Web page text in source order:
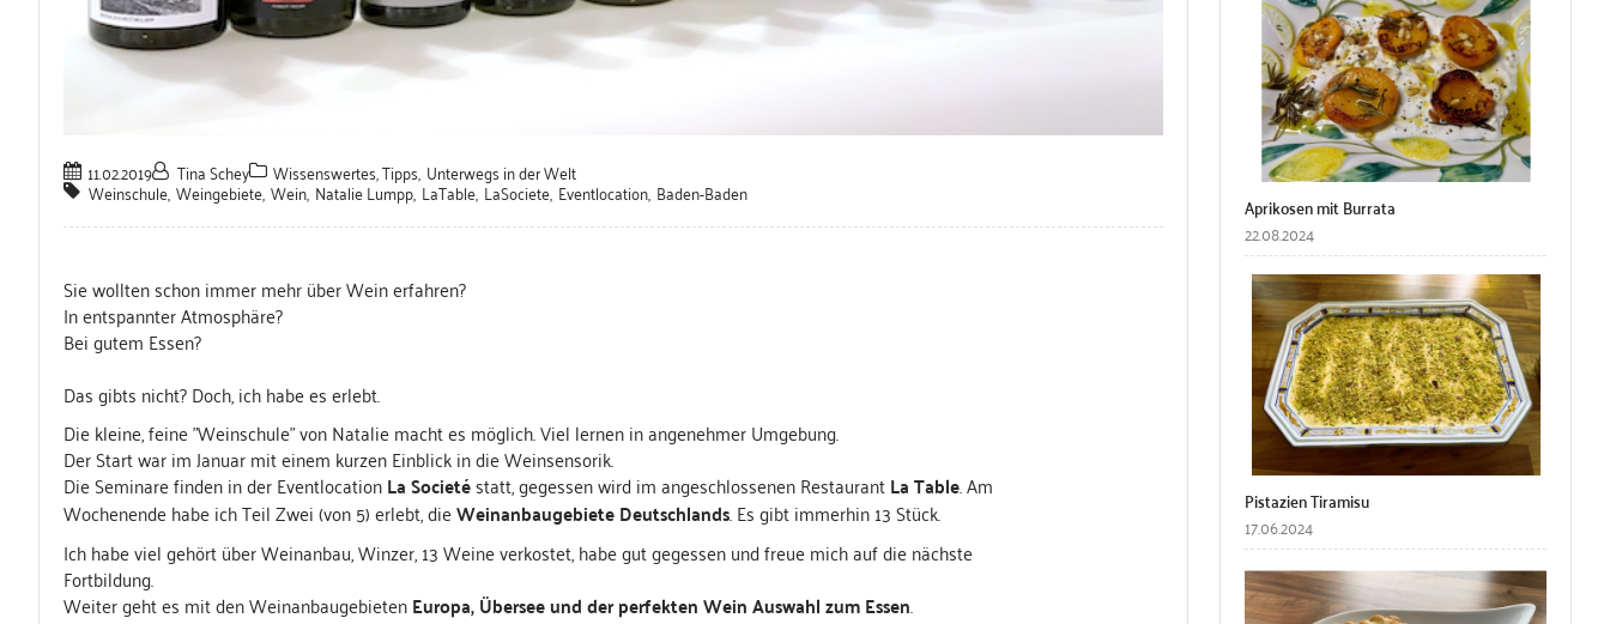
11.02.2019 Tina Schey Wissenswertes, Tipps, Unterwegs in der Welt
Weinschule, Weingebiete, Wein, Natalie Lumpp, LaTable, LaSociete, Eventlocation, Baden-Baden
Sie wollten schon immer mehr über Wein erfahren?
In entspannter Atmosphäre?
Bei gutem Essen?
Das gibts nicht? Doch, ich habe es erlebt.
Die kleine, feine "Weinschule" von Natalie macht es möglich. Viel lernen in angenehmer Umgebung.
Der Start war im Januar mit einem kurzen Einblick in die Weinsensorik.
Die Seminare finden in der EventlocationLa Societéstatt, gegessen wird im angeschlossenen RestaurantLa Table. Am
Wochenende habe ich Teil Zwei (von 5) erlebt, dieWeinanbaugebiete Deutschlands. Es gibt immerhin 13 Stück.
Ich habe viel gehört über Weinanbau, Winzer, 13 Weine verkostet, habe gut gegessen und freue mich auf die nächste
Fortbildung.
Weiter geht es mit den WeinanbaugebietenEuropa, Übersee und der perfekten Wein Auswahl zum Essen.
Aprikosen mit Burrata
22.08.2024
Pistazien Tiramisu
17.06.2024